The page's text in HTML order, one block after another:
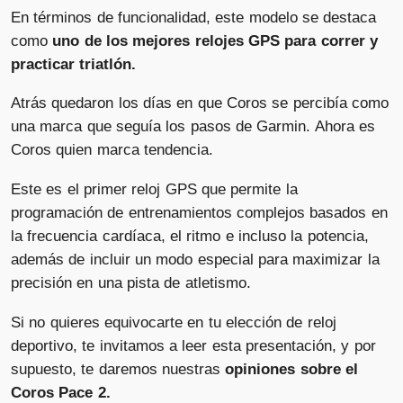
En términos de funcionalidad, este modelo se destaca
como uno de los mejores relojes GPS para correr y
practicar triatlón.
Atrás quedaron los días en que Coros se percibía como
una marca que seguía los pasos de Garmin. Ahora es
Coros quien marca tendencia.
Este es el primer reloj GPS que permite la
programación de entrenamientos complejos basados en
la frecuencia cardíaca, el ritmo e incluso la potencia,
además de incluir un modo especial para maximizar la
precisión en una pista de atletismo.
Si no quieres equivocarte en tu elección de reloj
deportivo, te invitamos a leer esta presentación, y por
supuesto, te daremos nuestrasopiniones sobre el
Coros Pace 2.